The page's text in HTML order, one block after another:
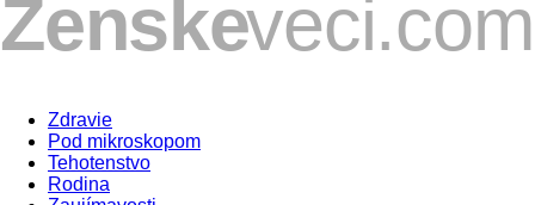
Zdravie
Pod mikroskopom
Tehotenstvo
Rodina